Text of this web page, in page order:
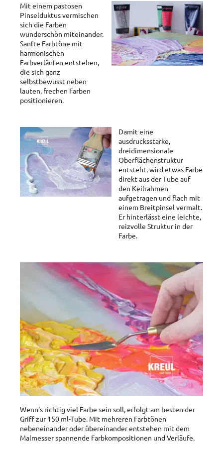
Mit einem pastosen
Pinselduktus vermischen
sich die Farben
wunderschön miteinander.
Sanfte Farbtöne mit
harmonischen
Farbverläufen entstehen,
die sich ganz
selbstbewusst neben
lauten, frechen Farben
positionieren.
Damit eine
ausdrucksstarke,
dreidimensionale
Oberflächenstruktur
entsteht, wird etwas Farbe
direkt aus der Tube auf
den Keilrahmen
aufgetragen und flach mit
einem Breitpinsel vermalt.
Er hinterlässt eine leichte,
reizvolle Struktur in der
Farbe.
Wenn's richtig viel Farbe sein soll, erfolgt am besten der
Griff zur 150 ml-Tube. Mit mehreren Farbtönen
nebeneinander oder übereinander entstehen mit dem
Malmesser spannende Farbkompositionen und Verläufe.